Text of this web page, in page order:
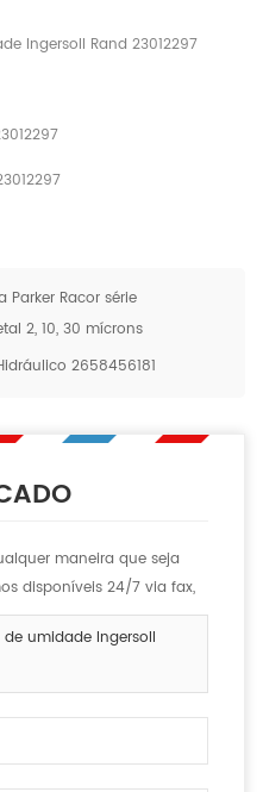
Ingersoll Rand 23012297
Racor série
2, 10, 30 mícrons
2658456181
maneira que seja
disponíveis 24/7 via fax,
umidade Ingersoll